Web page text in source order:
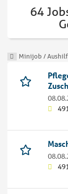
64
Minijob /